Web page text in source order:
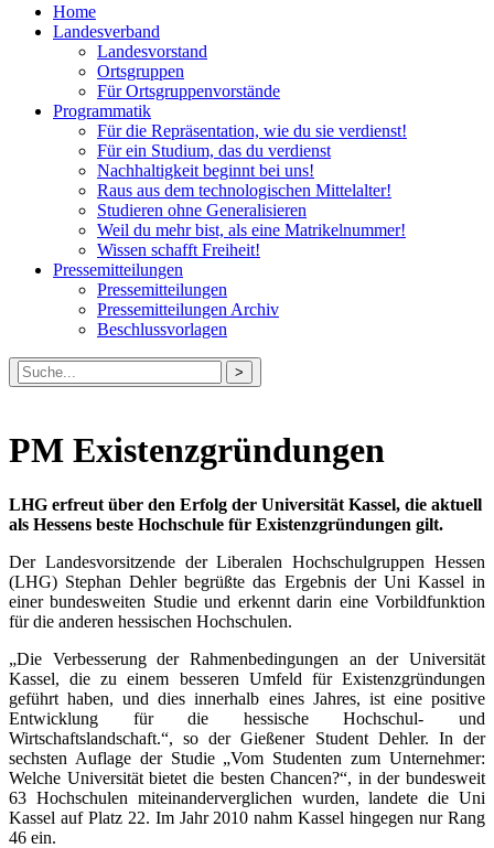
Home
Landesverband
Landesvorstand
Ortsgruppen
Für Ortsgruppenvorstände
Programmatik
Für die Repräsentation, wie du sie verdienst!
Für ein Studium, das du verdienst
Nachhaltigkeit beginnt bei uns!
Raus aus dem technologischen Mittelalter!
Studieren ohne Generalisieren
Weil du mehr bist, als eine Matrikelnummer!
Wissen schafft Freiheit!
Pressemitteilungen
Pressemitteilungen
Pressemitteilungen Archiv
Beschlussvorlagen
Suche
nach:
PM Existenzgründungen
LHG erfreut über den Erfolg der Universität Kassel, die aktuell
als Hessens beste Hochschule für Existenzgründungen gilt.
Der Landesvorsitzende der Liberalen Hochschulgruppen Hessen
(LHG) Stephan Dehler begrüßte das Ergebnis der Uni Kassel in
einer bundesweiten Studie und erkennt darin eine Vorbildfunktion
für die anderen hessischen Hochschulen.
„Die Verbesserung der Rahmenbedingungen an der Universität
Kassel, die zu einem besseren Umfeld für Existenzgründungen
geführt haben, und dies innerhalb eines Jahres, ist eine positive
Entwicklung für die hessische Hochschul- und
Wirtschaftslandschaft.“, so der Gießener Student Dehler. In der
sechsten Auflage der Studie „Vom Studenten zum Unternehmer:
Welche Universität bietet die besten Chancen?“, in der bundesweit
63 Hochschulen miteinanderverglichen wurden, landete die Uni
Kassel auf Platz 22. Im Jahr 2010 nahm Kassel hingegen nur Rang
46 ein.